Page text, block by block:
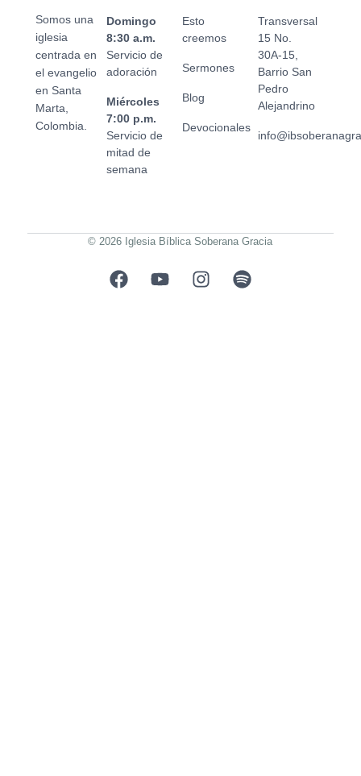
Somos una
iglesia
centrada en
el evangelio
en Santa
Marta,
Colombia.
Domingo
8:30 a.m.
Servicio de
adoración
Miércoles
7:00 p.m.
Servicio de
mitad de
semana
Esto
creemos
Sermones
Blog
Devocionales
Transversal
15 No.
30A-15,
Barrio San
Pedro
Alejandrino
© 2026 Iglesia Bíblica Soberana Gracia